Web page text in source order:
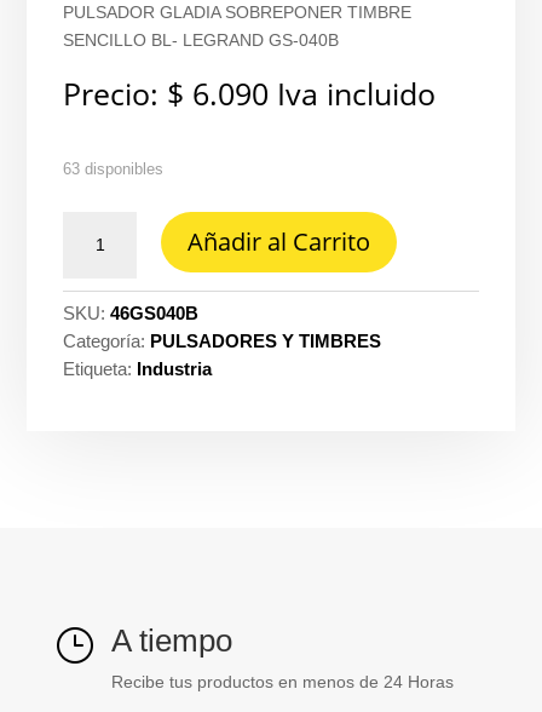
PULSADOR GLADIA SOBREPONER TIMBRE
SENCILLO BL- LEGRAND GS-040B
Precio: $ 6.090 Iva incluido
63 disponibles
gladia
timbre
sencillo
blanco
Añadir al Carrito
SKU:46GS040B
Categoría: PULSADORES Y TIMBRES
Etiqueta: Industria
} A tiempo
Recibe tus productos en menos de 24 Horas